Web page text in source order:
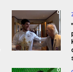
0
0